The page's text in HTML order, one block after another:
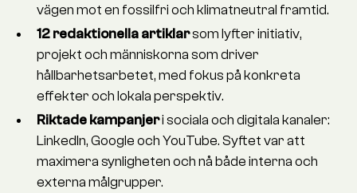
vägen mot en fossilfri och klimatneutral framtid.
12 redaktionella artiklarsom lyfter initiativ,
projekt och människorna som driver
hållbarhetsarbetet, med fokus på konkreta
effekter och lokala perspektiv.
Riktade kampanjeri sociala och digitala kanaler:
LinkedIn, Google och YouTube. Syftet var att
maximera synligheten och nå både interna och
externa målgrupper.